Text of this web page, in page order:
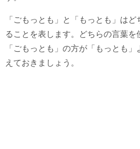
「ごもっとも」と「もっとも」は
ることを表します。どちらの言葉を
「ごもっとも」の方が「もっとも
えておきましょう。